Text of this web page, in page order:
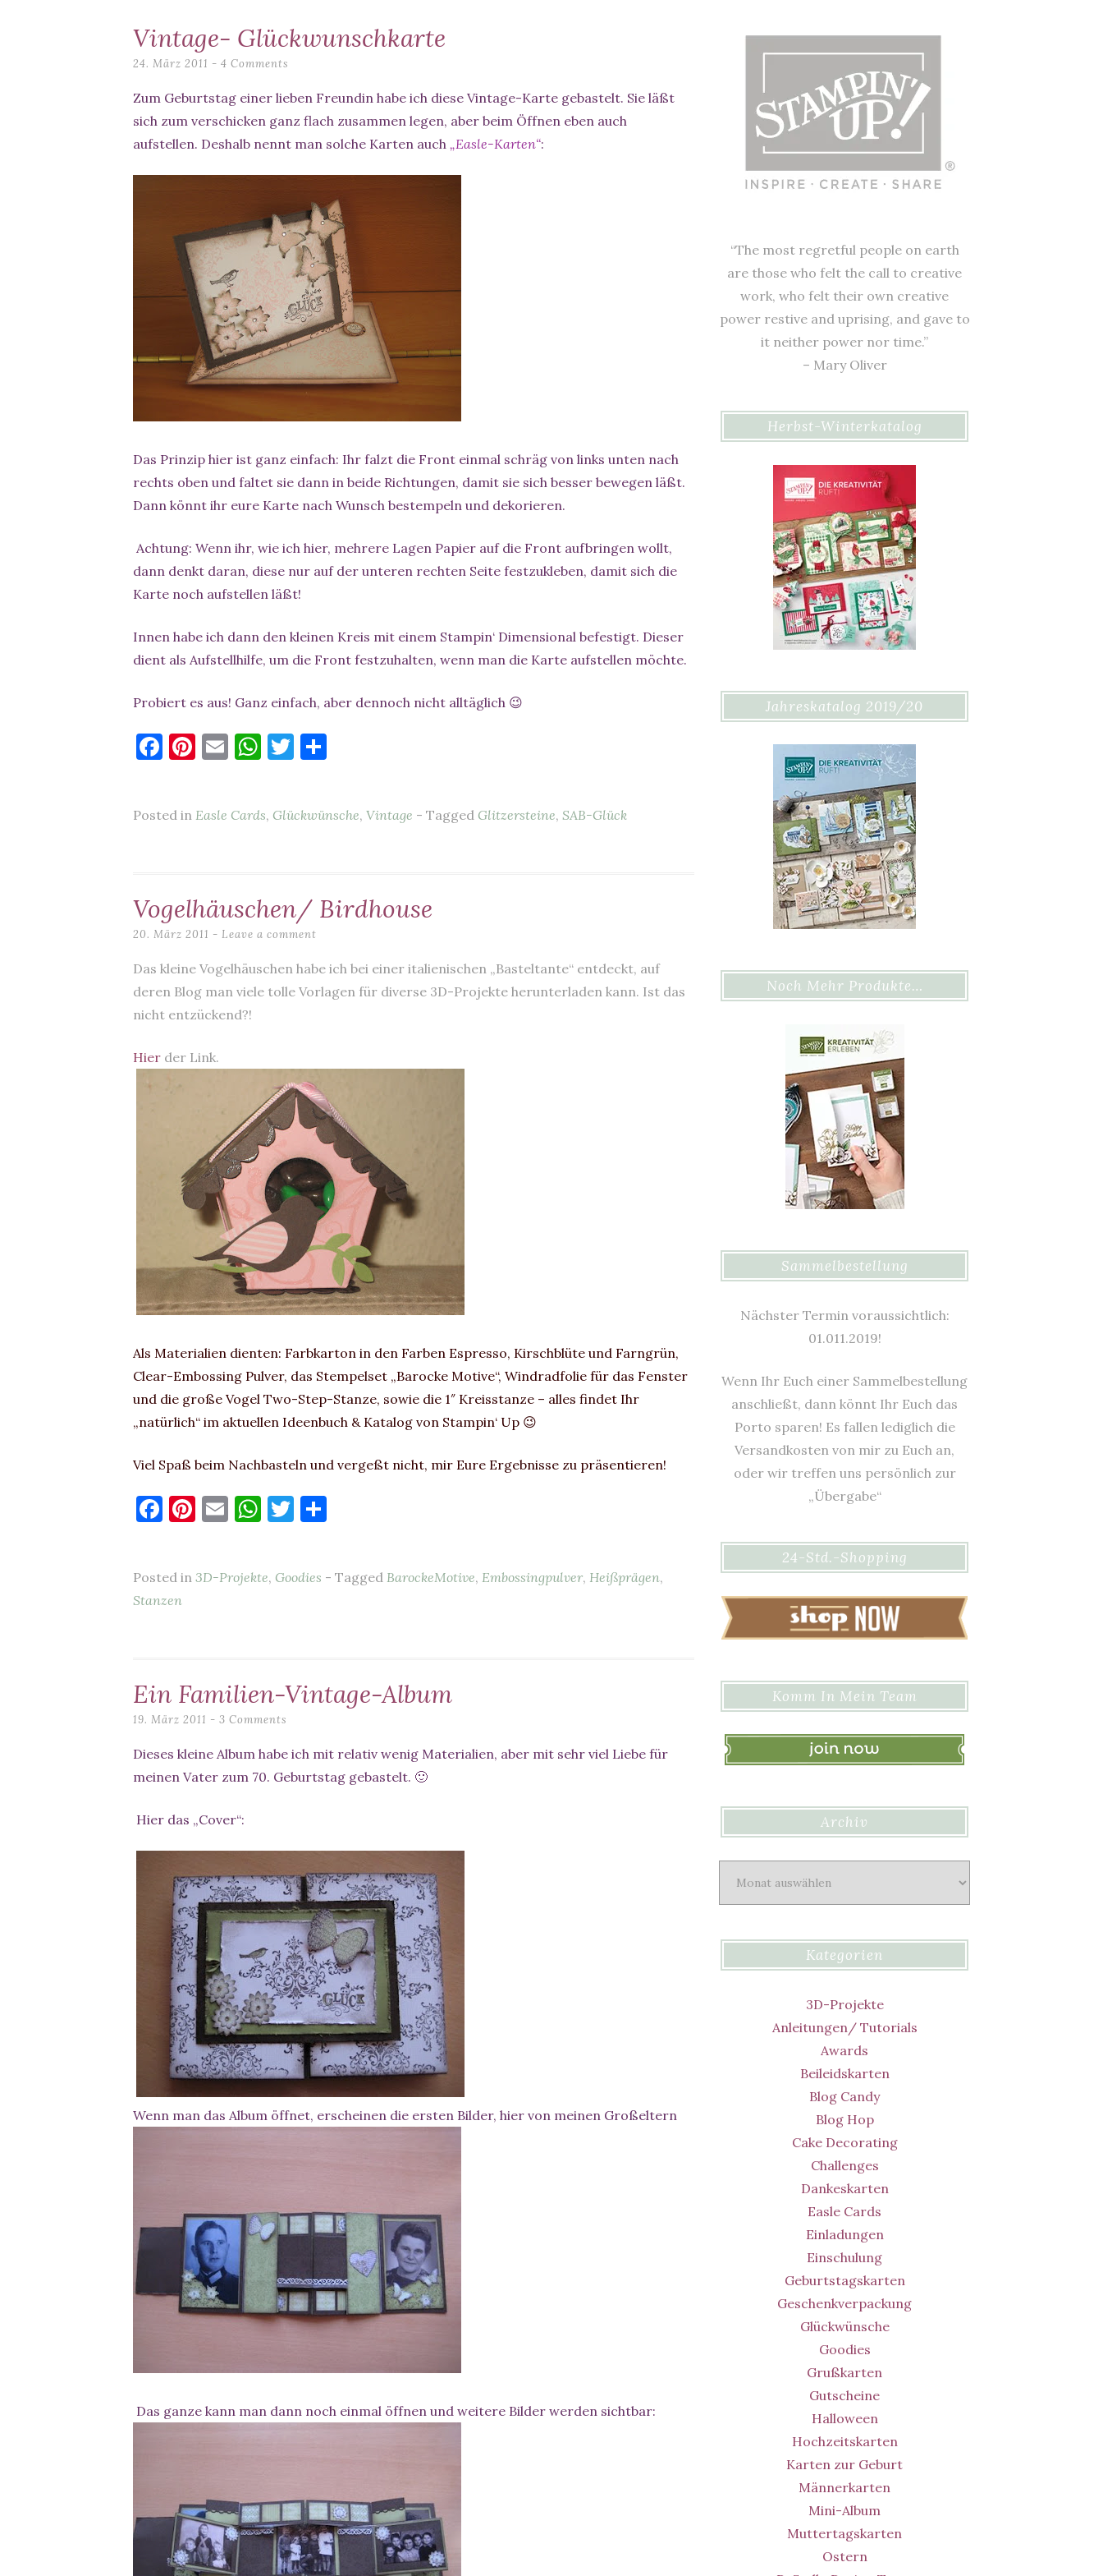
Vintage- Glückwunschkarte
24. März 2011 4 Comments
Zum Geburtstag einer lieben Freundin habe ich diese Vintage-Karte gebastelt. Sie läßt
sich zum verschicken ganz flach zusammen legen, aber beim Öffnen eben auch
aufstellen. Deshalb nennt man solche Karten auch „Easle-Karten“:
Das Prinzip hier ist ganz einfach: Ihr falzt die Front einmal schräg von links unten nach
rechts oben und faltet sie dann in beide Richtungen, damit sie sich besser bewegen läßt.
Dann könnt ihr eure Karte nach Wunsch bestempeln und dekorieren.
Achtung: Wenn ihr, wie ich hier, mehrere Lagen Papier auf die Front aufbringen wollt,
dann denkt daran, diese nur auf der unteren rechten Seite festzukleben, damit sich die
Karte noch aufstellen läßt!
Innen habe ich dann den kleinen Kreis mit einem Stampin‘ Dimensional befestigt. Dieser
dient als Aufstellhilfe, um die Front festzuhalten, wenn man die Karte aufstellen möchte.
Probiert es aus! Ganz einfach, aber dennoch nicht alltäglich 😉
F
e
o
k
Pi
es
E
l
W
s
p
T
te n
Posted in Easle Cards, Glückwünsche, Vintage - Tagged Glitzersteine, SAB-Glück
Vogelhäuschen/ Birdhouse
20. März 2011 Leave a comment
Das kleine Vogelhäuschen habe ich bei einer italienischen „Basteltante“ entdeckt, auf
deren Blog man viele tolle Vorlagen für diverse 3D-Projekte herunterladen kann. Ist das
nicht entzückend?!
Hier der Link.
Als Materialien dienten: Farbkarton in den Farben Espresso, Kirschblüte und Farngrün,
Clear-Embossing Pulver, das Stempelset „Barocke Motive“, Windradfolie für das Fenster
und die große Vogel Two-Step-Stanze, sowie die 1″ Kreisstanze – alles findet Ihr
„natürlich“ im aktuellen Ideenbuch & Katalog von Stampin‘ Up 😉
Viel Spaß beim Nachbasteln und vergeßt nicht, mir Eure Ergebnisse zu präsentieren!
F
e
b
k
Pi
es
E
l
W
s
T
te n
Posted in 3D-Projekte, Goodies - Tagged BarockeMotive, Embossingpulver, Heißprägen,
Stanzen
Ein Familien-Vintage-Album
19. März 2011 3 Comments
Dieses kleine Album habe ich mit relativ wenig Materialien, aber mit sehr viel Liebe für
meinen Vater zum 70. Geburtstag gebastelt. 🙂
Hier das „Cover“:
Wenn man das Album öffnet, erscheinen die ersten Bilder, hier von meinen Großeltern
Das ganze kann man dann noch einmal öffnen und weitere Bilder werden sichtbar:
“The most regretful people on earth
are those who felt the call to creative
work, who felt their own creative
power restive and uprising, and gave to
it neither power nor time.”
– Mary Oliver
Herbst-Winterkatalog
Jahreskatalog 2019/20
Noch Mehr Produkte…
Sammelbestellung
Nächster Termin voraussichtlich:
01.011.2019!
Wenn Ihr Euch einer Sammelbestellung
anschließt, dann könnt Ihr Euch das
Porto sparen! Es fallen lediglich die
Versandkosten von mir zu Euch an,
oder wir treffen uns persönlich zur
„Übergabe“
24-Std.-Shopping
Komm In Mein Team
Archiv
Kategorien
3D-Projekte
Anleitungen/ Tutorials
Awards
Beileidskarten
Blog Candy
Blog Hop
Cake Decorating
Challenges
Dankeskarten
Easle Cards
Einladungen
Einschulung
Geburtstagskarten
Geschenkverpackung
Glückwünsche
Goodies
Grußkarten
Gutscheine
Halloween
Hochzeitskarten
Karten zur Geburt
Männerkarten
Mini-Album
Muttertagskarten
Ostern